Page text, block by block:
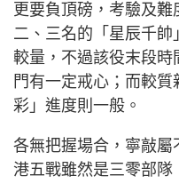
更要負頂磅，考驗及
二、三名的「星辰千
較量，不過該役末段
門有一定戒心；而較
彩」進度則一般。
各無把握場合，寧敲
港五戰雖然是三零部